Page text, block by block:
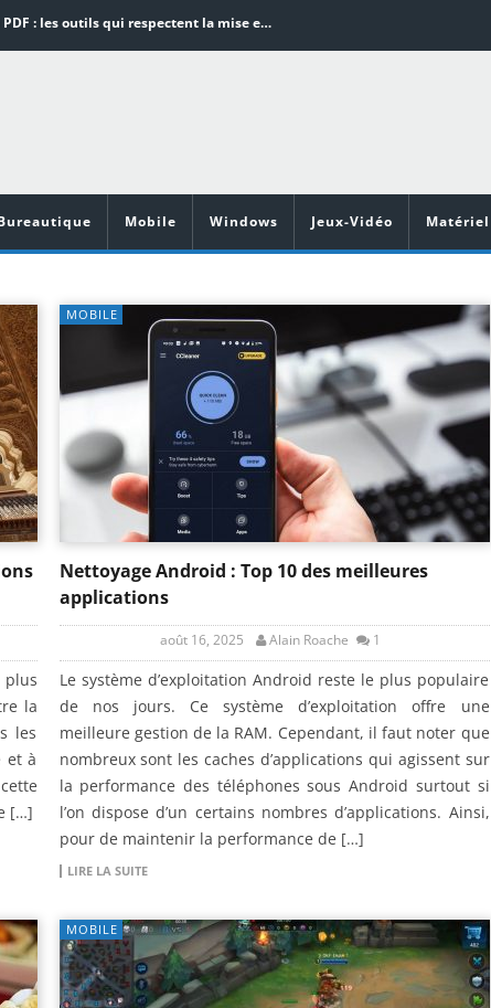
Word en PDF : les outils qui respectent la mise en page
Vidéoprojecteurs Asus : Top 6 des meilleurs modèles de la marque
Mobile Windows Jeux-Vidéo Matériel
la
les
et à
[…]
MOBILE
Nettoyage Android : Top 10 des meilleures
applications
août 16, 2025 Alain Roache 1
Le système d’exploitation Android reste le plus populaire
de nos jours. Ce système d’exploitation offre une
meilleure gestion de la RAM. Cependant, il faut noter que
nombreux sont les caches d’applications qui agissent sur
la performance des téléphones sous Android surtout si
l’on dispose d’un certains nombres d’applications. Ainsi,
pour de maintenir la performance de […]
LIRE LA SUITE
MOBILE